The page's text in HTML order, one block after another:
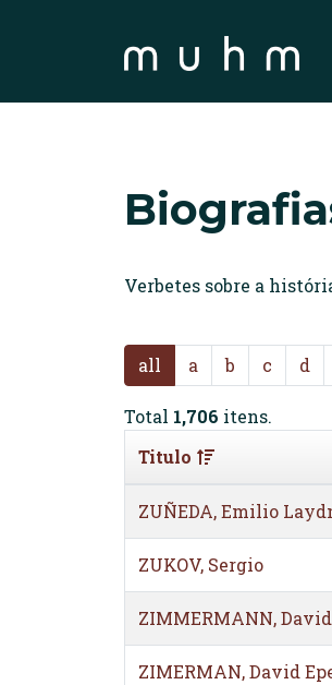
Verbetes sobre a
all a b c d
Total 1,706 itens.
Titulo
ZUÑEDA, Emilio
ZUKOV, Sergio
ZIMMERMANN, David
ZIMERMAN, David